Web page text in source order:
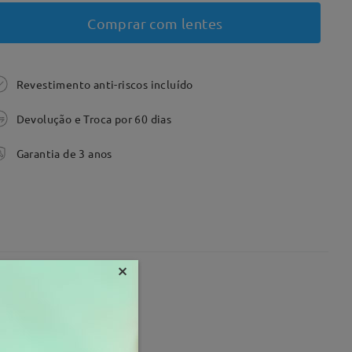
Comprar com lentes
Revestimento anti-riscos incluído
Devolução e Troca por 60 dias
Garantia de 3 anos
×